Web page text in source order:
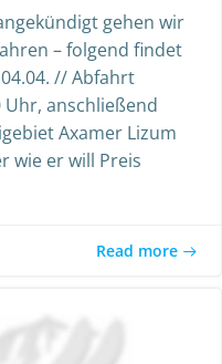
gehen wir
– folgend findet
// Abfahrt
Uhr, anschließend
Axamer Lizum
wie er will Preis
Read more